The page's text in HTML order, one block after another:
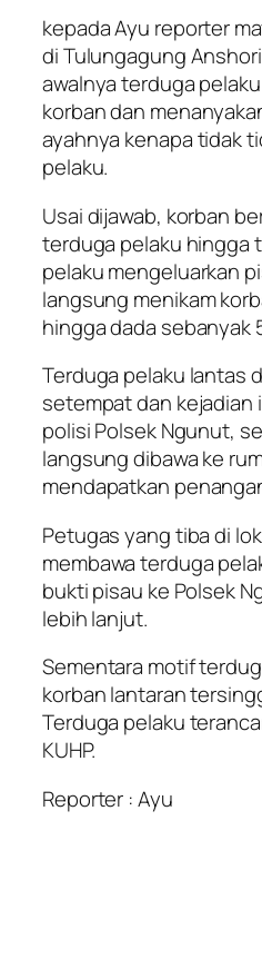
kepada Ayu reporter
di Tulungagung
awalnya terduga
korban dan
ayahnya kenapa tidak
pelaku.
Usai dijawab, korban
terduga pelaku hingga
pelaku mengeluarkan
langsung menikam
hingga dada sebanyak
Terduga pelaku lantas
setempat dan kejadian
polisi Polsek Ngunut,
langsung dibawa ke
mendapatkan
Petugas yang tiba di
membawa terduga
bukti pisau ke Polsek
lebih lanjut.
Sementara motif
korban lantaran
Terduga pelaku
KUHP.
Reporter : Ayu